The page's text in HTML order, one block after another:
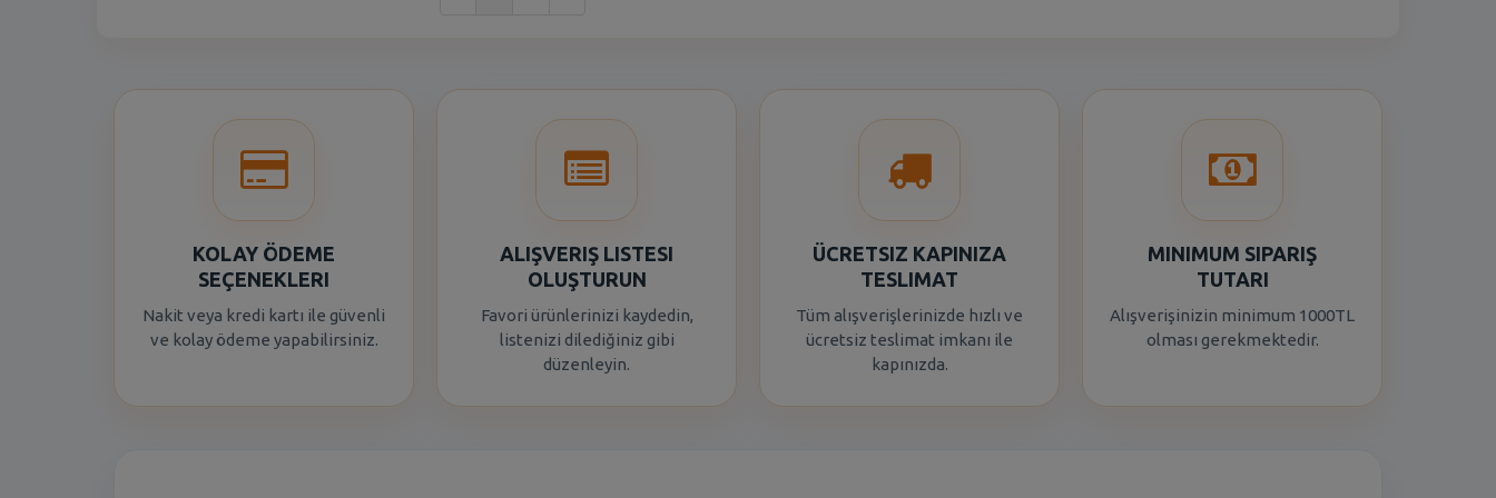
KOLAY ÖDEME
SEÇENEKLERI
Nakit veya kredi kartı ile güvenli
ve kolay ödeme yapabilirsiniz.
ALIŞVERIŞ LISTESI
OLUŞTURUN
Favori ürünlerinizi kaydedin,
listenizi dilediğiniz gibi
düzenleyin.
ÜCRETSIZ KAPINIZA
TESLIMAT
Tüm alışverişlerinizde hızlı ve
ücretsiz teslimat imkanı ile
kapınızda.
MINIMUM SIPARIŞ
TUTARI
Alışverişinizin minimum 1000TL
olması gerekmektedir.